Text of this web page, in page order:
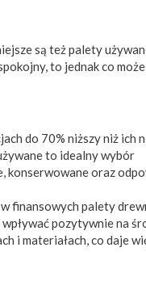
są też palety
to jednak co
do 70% niższy niż ich
to idealny wybór
konserwowane oraz
finansowych palety
pozytywnie na
i materiałach, co daje